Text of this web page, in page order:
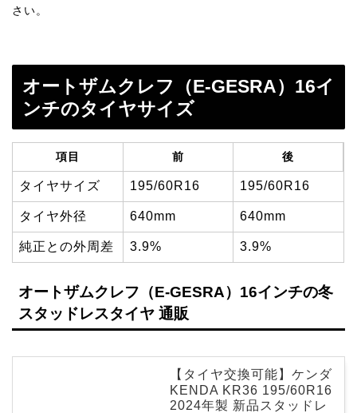
さい。
オートザムクレフ（E-GESRA）16イ
ンチのタイヤサイズ
項目 前 後
タイヤサイズ 195/60R16 195/60R16
タイヤ外径 640mm 640mm
純正との外周差 3.9% 3.9%
オートザムクレフ（E-GESRA）16インチの冬
スタッドレスタイヤ 通販
【タイヤ交換可能】ケンダ
KENDA KR36 195/60R16
2024年製 新品スタッドレ